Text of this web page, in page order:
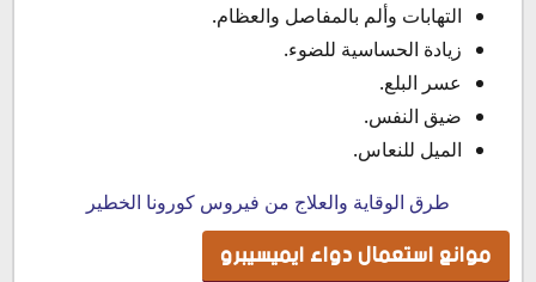
التهابات وألم بالمفاصل والعظام.
زيادة الحساسية للضوء.
عسر البلع.
ضيق النفس.
الميل للنعاس.
طرق الوقاية والعلاج من فيروس كورونا الخطير
موانع استعمال دواء ايميسيبرو